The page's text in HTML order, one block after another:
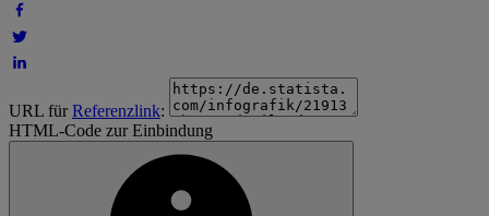
URL fürReferenzlink:
HTML-Code zur Einbindung